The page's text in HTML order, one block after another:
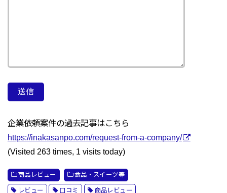
企業依頼案件の過去記事はこちら
https://inakasanpo.com/request-from-a-company/
(Visited 263 times, 1 visits today)
商品レビュー 食品・スイーツ等
レビュー 口コミ 商品レビュー